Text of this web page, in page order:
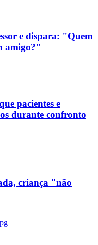
e dispara: "Quem
amigo?"
pacientes e
durante confronto
criança "não